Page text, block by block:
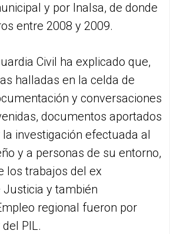
y por Inalsa, de donde
entre 2008 y 2009.
Civil ha explicado que,
halladas en la celda de
y conversaciones
documentos aportados
investigación efectuada al
y a personas de su entorno,
los trabajos del ex
y también
regional fueron por
PIL.